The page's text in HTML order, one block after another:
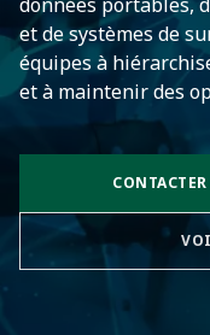
et de systèmes de
équipes à
et à maintenir des